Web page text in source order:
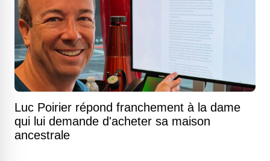
Luc Poirier répond franchement à la dame
qui lui demande d'acheter sa maison
ancestrale